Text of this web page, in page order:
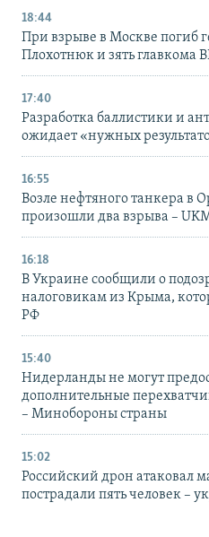
18:44
При взрыве в Москве погиб
Плохотнюк и зять главкома
17:40
Разработка баллистики и
ожидает «нужных
16:55
Возле нефтяного танкера в
произошли два взрыва –
16:18
В Украине сообщили о
налоговикам из Крыма,
РФ
15:40
Нидерланды не могут
дополнительные
– Минобороны страны
15:02
Российский дрон атаковал
пострадали пять человек –